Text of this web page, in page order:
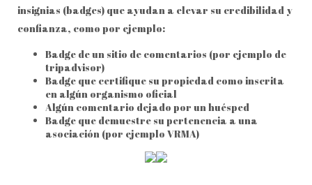
insignias (badges) que ayudan a elevar su credibilidad y
confianza, como por ejemplo:
Badge de un sitio de comentarios (por ejemplo de
tripadvisor)
Badge que certifique su propiedad como inscrita
en algún organismo oficial
Algún comentario dejado por un huésped
Badge que demuestre su pertenencia a una
asociación (por ejemplo VRMA)